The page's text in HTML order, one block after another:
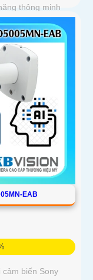
thông minh
sát an ninh
EAB
cảm biến Sony